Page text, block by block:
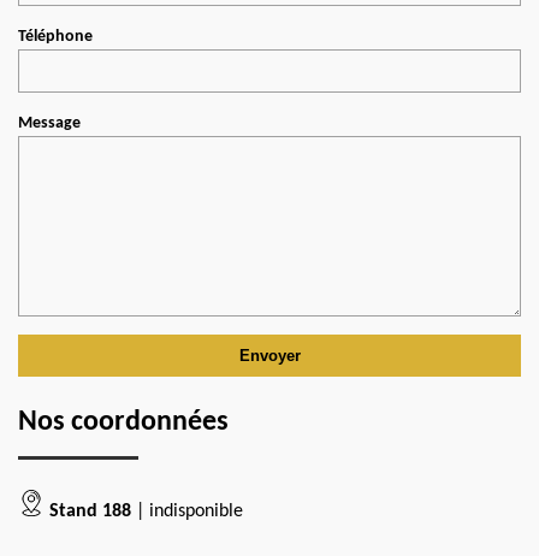
Téléphone
Message
Nos coordonnées
Stand 188 | indisponible